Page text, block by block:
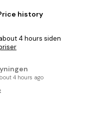
history
4 hours siden
4 hours ago